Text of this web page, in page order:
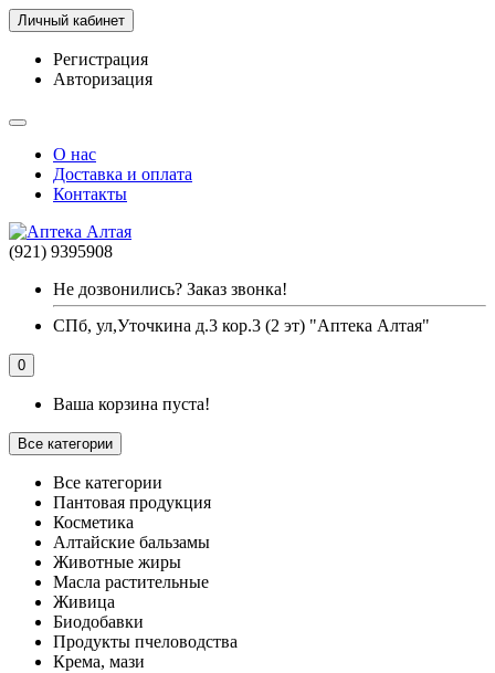
Личный кабинет
Регистрация
Авторизация
О нас
Доставка и оплата
Контакты
(921) 9395908
Не дозвонились? Заказ звонка!
СПб, ул,Уточкина д.3 кор.3 (2 эт) "Аптека Алтая"
0
Ваша корзина пуста!
Все категории
Все категории
Пантовая продукция
Косметика
Алтайские бальзамы
Животные жиры
Масла растительные
Живица
Биодобавки
Продукты пчеловодства
Крема, мази